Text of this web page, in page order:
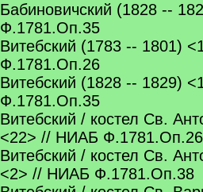
Бабиновичский (1828 --
Ф.1781.Оп.35
Витебский (1783 -- 1801)
Ф.1781.Оп.26
Витебский (1828 -- 1829)
Ф.1781.Оп.35
Витебский / костел Св.
<22> // НИАБ Ф.1781.Оп.26
Витебский / костел Св.
<2> // НИАБ Ф.1781.Оп.38